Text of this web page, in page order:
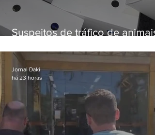
Suspeitos de tráfico de animais
aves
Jornal Daki
há 23 horas